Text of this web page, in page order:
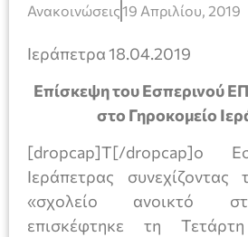
Ανακοινώσεις19 Απριλίου, 2019
Ιεράπετρα 18.04.2019
Επίσκεψη του Εσπερινού
στο Γηροκομείο
[dropcap]Τ[/dropcap]ο
Ιεράπετρας συνεχίζοντας
«σχολείο ανοικτό
επισκέφτηκε τη